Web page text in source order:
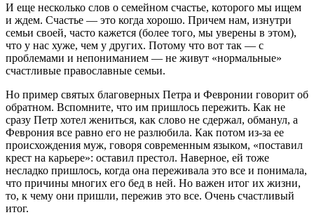
И еще несколько слов о семейном счастье, которого мы ищем
и ждем. Счастье — это когда хорошо. Причем нам, изнутри
семьи своей, часто кажется (более того, мы уверены в этом),
что у нас хуже, чем у других. Потому что вот так — с
проблемами и непониманием — не живут «нормальные»
счастливые православные семьи.
Но пример святых благоверных Петра и Февронии говорит об
обратном. Вспомните, что им пришлось пережить. Как не
сразу Петр хотел жениться, как слово не сдержал, обманул, а
Феврония все равно его не разлюбила. Как потом из-за ее
происхождения муж, говоря современным языком, «поставил
крест на карьере»: оставил престол. Наверное, ей тоже
несладко пришлось, когда она переживала это все и понимала,
что причины многих его бед в ней. Но важен итог их жизни,
то, к чему они пришли, пережив это все. Очень счастливый
итог.